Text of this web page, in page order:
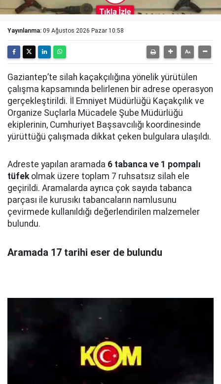
Yayınlanma: 09 Ağustos 2026 Pazar 10:58
Gaziantep’te silah kaçakçılığına yönelik yürütülen
çalışma kapsamında belirlenen bir adrese operasyon
gerçekleştirildi. İl Emniyet Müdürlüğü Kaçakçılık ve
Organize Suçlarla Mücadele Şube Müdürlüğü
ekiplerinin, Cumhuriyet Başsavcılığı koordinesinde
yürüttüğü çalışmada dikkat çeken bulgulara ulaşıldı.
Adreste yapılan aramada 6 tabanca ve 1 pompalı
tüfek olmak üzere toplam 7 ruhsatsız silah ele
geçirildi. Aramalarda ayrıca çok sayıda tabanca
parçası ile kurusıkı tabancaların namlusunu
çevirmede kullanıldığı değerlendirilen malzemeler
bulundu.
Aramada 17 tarihi eser de bulundu